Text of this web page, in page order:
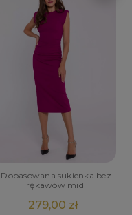
Dopasowana sukienka bez
rękawów midi
279,00 zł